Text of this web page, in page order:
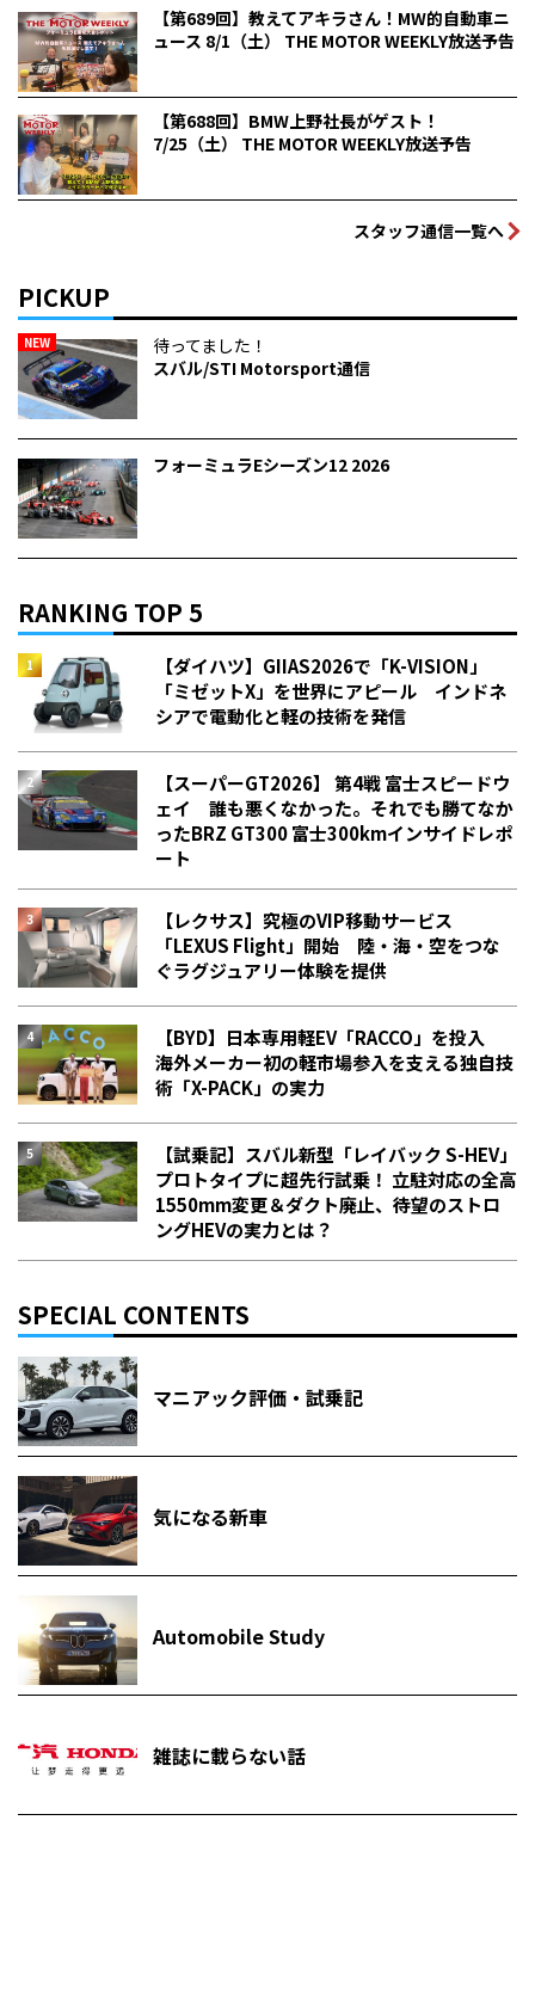
【第689回】教えてアキラさん！MW的自動車ニ
ュース 8/1（土） THE MOTOR WEEKLY放送予告
【第688回】BMW上野社長がゲスト！
7/25（土） THE MOTOR WEEKLY放送予告
スタッフ通信一覧へ
PICKUP
NEW
待ってました！
スバル/STI Motorsport通信
フォーミュラEシーズン12 2026
RANKING TOP 5
【ダイハツ】GIIAS2026で「K-VISION」
「ミゼットX」を世界にアピール インドネ
シアで電動化と軽の技術を発信
【スーパーGT2026】 第4戦 富士スピードウ
ェイ 誰も悪くなかった。それでも勝てなか
った――BRZ GT300 富士300kmインサイドレポ
ート
【レクサス】究極のVIP移動サービス
「LEXUS Flight」開始 陸・海・空をつな
ぐラグジュアリー体験を提供
【BYD】日本専用軽EV「RACCO」を投入
海外メーカー初の軽市場参入を支える独自技
術「X-PACK」の実力
【試乗記】スバル新型「レイバック S-HEV」
プロトタイプに超先行試乗！ 立駐対応の全高
1550mm変更＆ダクト廃止、待望のストロ
ングHEVの実力とは？
SPECIAL CONTENTS
マニアック評価・試乗記
気になる新車
Automobile Study
雑誌に載らない話